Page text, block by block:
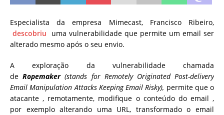
Especialista da empresa Mimecast, Francisco Ribeiro,
descobriu uma vulnerabilidade que permite um email ser
alterado mesmo após o seu envio.
A exploração da vulnerabilidade chamada
deRopemaker(stands for Remotely Originated Post-delivery
Email Manipulation Attacks Keeping Email Risky), permite que o
atacante , remotamente, modifique o conteúdo do email ,
por exemplo alterando uma URL, transformado o email